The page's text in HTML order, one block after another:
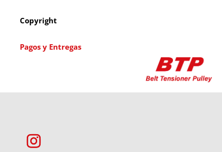
Copyright
Pagos y Entregas